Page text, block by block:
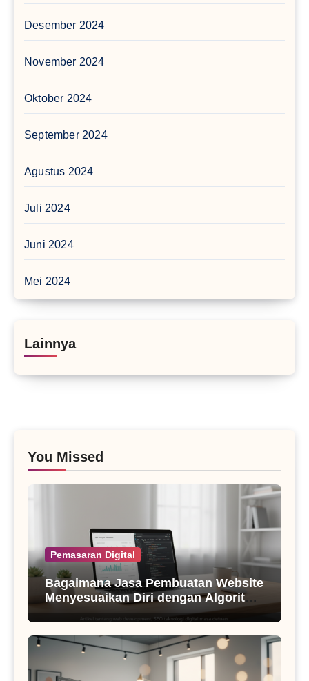
Desember 2024
November 2024
Oktober 2024
September 2024
Agustus 2024
Juli 2024
Juni 2024
Mei 2024
Lainnya
You Missed
Pemasaran Digital
Bagaimana Jasa Pembuatan Website
Menyesuaikan Diri dengan Algoritma
SEO Masa Kini